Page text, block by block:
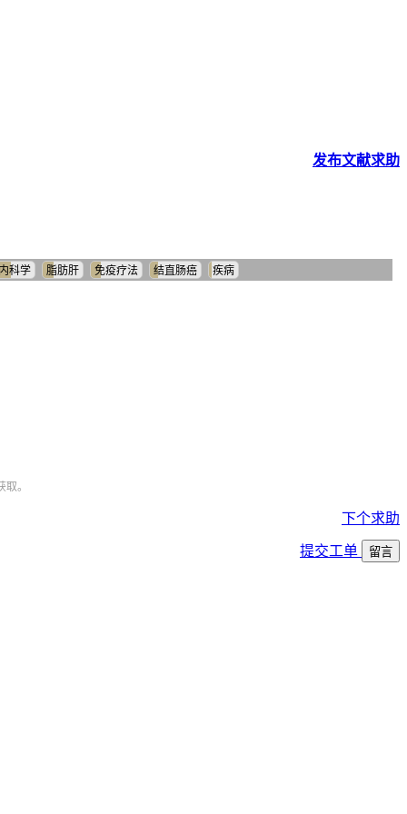
发布文献求助
科学 脂肪肝 免疫疗法 结直肠癌 疾病
。
下个求助
提交工单 留言